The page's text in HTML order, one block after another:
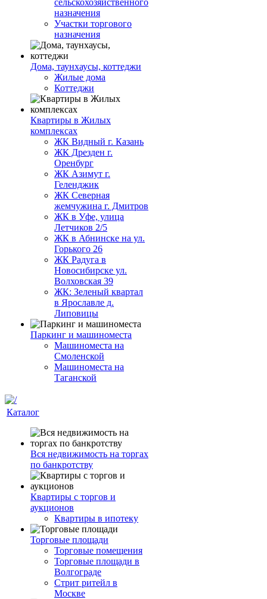
сельскохозяйственного
назначения
Участки торгового
назначения
Дома, таунхаусы, коттеджи
Жилые дома
Коттеджи
Квартиры в Жилых
комплексах
ЖК Видный г. Казань
ЖК Дрезден г.
Оренбург
ЖК Азимут г.
Геленджик
ЖК Северная
жемчужина г. Дмитров
ЖК в Уфе, улица
Летчиков 2/5
ЖК в Абнинске на ул.
Горького 26
ЖК Радуга в
Новосибирске ул.
Волховская 39
ЖК: Зеленый квартал
в Ярославле д.
Липовицы
Паркинг и машиноместа
Машиноместа на
Смоленской
Машиноместа на
Таганской
Каталог
Вся недвижимость на торгах
по банкротству
Квартиры с торгов и
аукционов
Квартиры в ипотеку
Торговые площади
Торговые помещения
Торговые площади в
Волгограде
Стрит ритейл в
Москве